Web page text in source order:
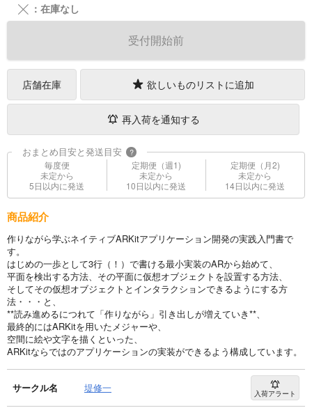
╳ ：在庫なし
受付開始前
店舗在庫 欲しいものリストに追加
再入荷を通知する
おまとめ目安と発送目安 ?
毎度便
未定から
5日以内に発送
定期便（週1)
未定から
10日以内に発送
定期便（月2)
未定から
14日以内に発送
商品紹介
作りながら学ぶネイティブARKitアプリケーション開発の実践入門書で
す。
はじめの一歩として3行（！）で書ける最小実装のARから始めて、
平面を検出する方法、その平面に仮想オブジェクトを設置する方法、
そしてその仮想オブジェクトとインタラクションできるようにする方
法・・・と、
**読み進めるにつれて「作りながら」引き出しが増えていき**、
最終的にはARKitを用いたメジャーや、
空間に絵や文字を描くといった、
ARKitならではのアプリケーションの実装ができるよう構成しています。
サークル名 堤修一 入荷アラート